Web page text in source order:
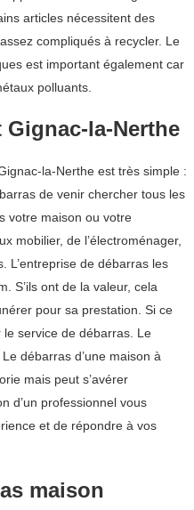
articles nécessitent des
compliqués à recycler. Le
est important également car
polluants.
la-Nerthe
la-Nerthe est très simple :
de venir chercher tous les
votre maison ou votre
mobilier, de l’électroménager,
L’entreprise de débarras les
S’ils ont de la valeur, cela
pour sa prestation. Si ce
le service de débarras. Le
débarras d’une maison à
mais peut s’avérer
d’un professionnel vous
et de répondre à vos
maison